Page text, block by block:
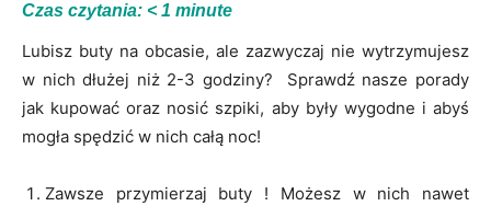
Czas czytania: < 1 minute
Lubisz buty na obcasie, ale zazwyczaj nie wytrzymujesz
w nich dłużej niż 2-3 godziny? Sprawdź nasze porady
jak kupować oraz nosić szpiki, aby były wygodne i abyś
mogła spędzić w nich całą noc!
Zawsze przymierzaj buty ! Możesz w nich nawet